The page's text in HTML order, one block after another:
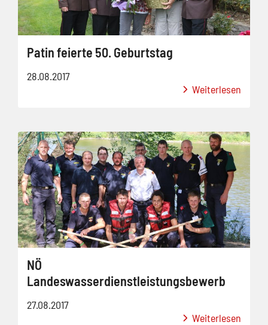
Patin feierte 50. Geburtstag
28.08.2017
Weiterlesen
NÖ
Landeswasserdienstleistungsbewerb
27.08.2017
Weiterlesen